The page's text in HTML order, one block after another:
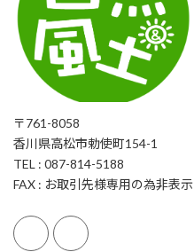
〒761-8058
香川県高松市勅使町154-1
TEL : 087-814-5188
FAX : お取引先様専用の為非表示